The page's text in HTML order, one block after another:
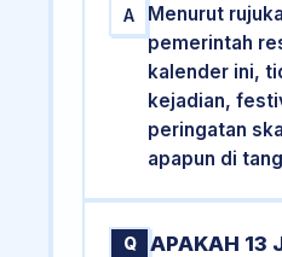
A
Menurut
pemerintah
kalender ini,
kejadian,
peringatan
apapun di
Q
APAKAH 13